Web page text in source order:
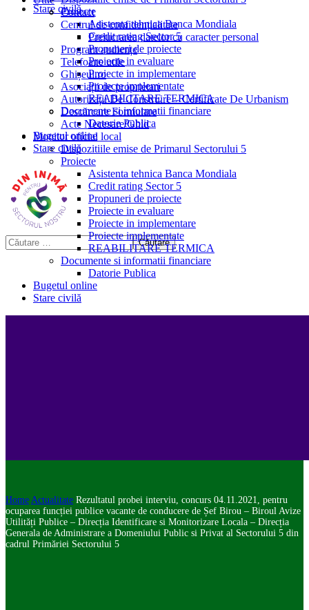
Stare civilă
Proiecte
Asistenta tehnica Banca Mondiala
Credit rating Sector 5
Propuneri de proiecte
Proiecte in evaluare
Proiecte in implementare
Proiecte implementate
REABILITARE TERMICA
Documente si informatii financiare
Datorie Publica
Bugetul online
Stare civilă
Contact
Centrul de confidențialitate
Prelucrarea datelor cu caracter personal
Program audiențe
Telefoane utile
Ghișeul.ro
Asociații de proprietari
Autorizații De Construire – Certificate De Urbanism
Descărcare Formulare
Acte Necesare/Ghid
Monitor oficial local
Dispozitiile emise de Primarul Sectorului 5
Proiecte
Asistenta tehnica Banca Mondiala
Credit rating Sector 5
Propuneri de proiecte
Proiecte in evaluare
Proiecte in implementare
Proiecte implementate
REABILITARE TERMICA
Documente si informatii financiare
Datorie Publica
Bugetul online
Stare civilă
Home Actualitate Rezultatul probei interviu, concurs 04.11.2021, pentru
ocuparea funcției publice vacante de conducere de Șef Birou – Biroul Avize
Utilități Publice – Direcția Identificare si Monitorizare Locala – Direcția
Generala de Administrare a Domeniului Public si Privat al Sectorului 5 din
cadrul Primăriei Sectorului 5